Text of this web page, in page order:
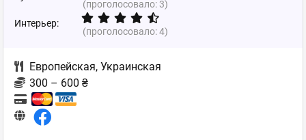
(проголосовало:3)
Интерьер:
(проголосовало:4)
Европейская, Украинская
300 – 600 ₴